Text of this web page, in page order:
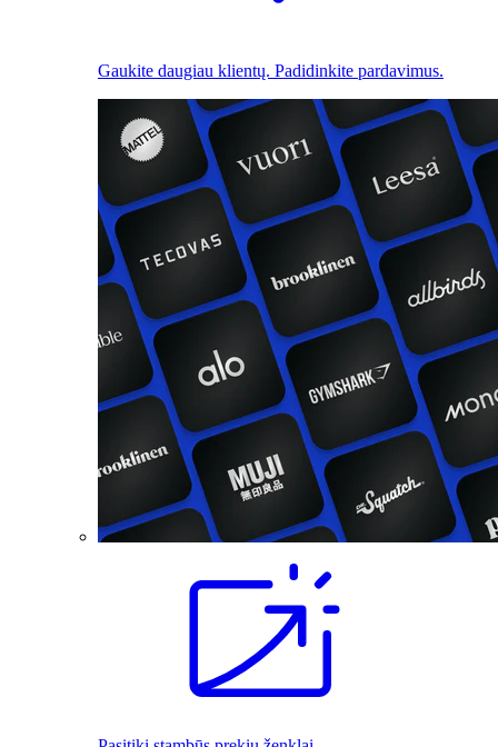
Gaukite daugiau klientų. Padidinkite pardavimus.